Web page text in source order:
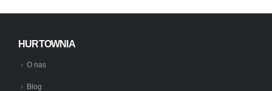
HURTOWNIA
O nas
Blog